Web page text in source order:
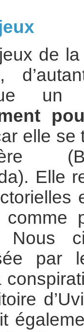
de
elle se
Elle
Nous
par